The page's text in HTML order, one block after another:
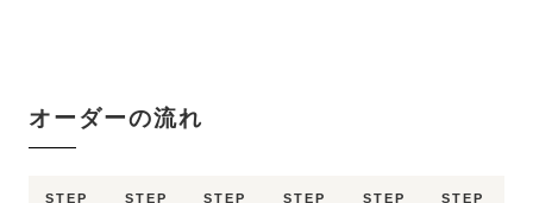
オーダーの流れ
STEP
STEP
STEP
STEP
STEP
STEP